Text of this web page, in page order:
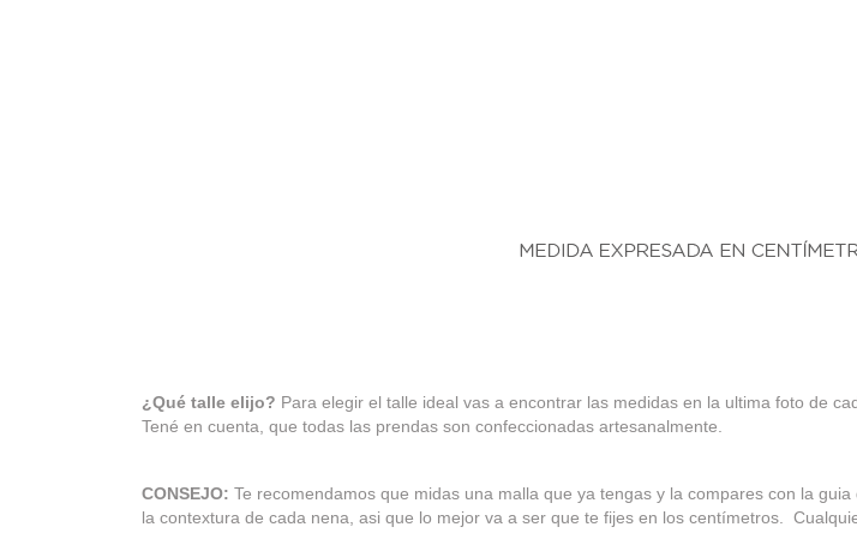
¿Qué talle elijo? Para elegir el talle ideal vas a encontrar las medidas en la ultima foto de
Tené en cuenta, que todas las prendas son confeccionadas artesanalmente.
CONSEJO: Te recomendamos que midas una malla que ya tengas y la compares con la
la contextura de cada nena, asi que lo mejor va a ser que te fijes en los centímetros.